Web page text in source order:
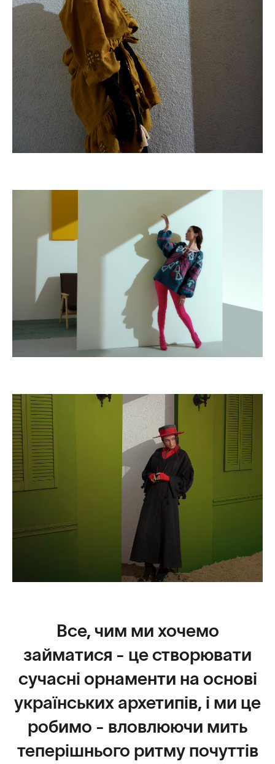
Все, чим ми хочемо
займатися - це створювати
сучасні орнаменти на основі
українських архетипів, і ми це
робимо - вловлюючи мить
теперішнього ритму почуттів